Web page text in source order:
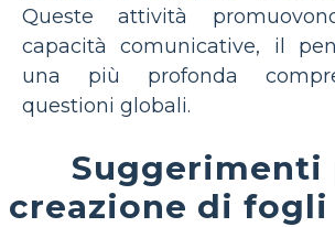
Queste attività
capacità comunicative, il
una più profonda
questioni globali.
Suggerimenti
creazione di